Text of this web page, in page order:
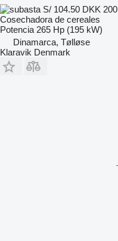
S/ 104.50 DKK 200
Cosechadora de cereales
Potencia 265 Hp (195 kW)
Dinamarca, Tølløse
Klaravik Denmark